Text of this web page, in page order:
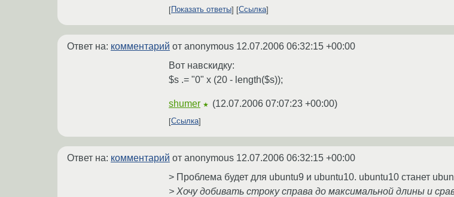
Показать ответы Ссылка
Ответ на: комментарий от anonymous 12.07.2006 06:32:15 +00:00
Вот навскидку:
$s .= "0" x (20 - length($s));
shumer ★ (12.07.2006 07:07:23 +00:00)
Ссылка
Ответ на: комментарий от anonymous 12.07.2006 06:32:15 +00:00
> Проблема будет для ubuntu9 и ubuntu10. ubuntu10 станет
> Хочу добивать строку справа до максимальной длины и